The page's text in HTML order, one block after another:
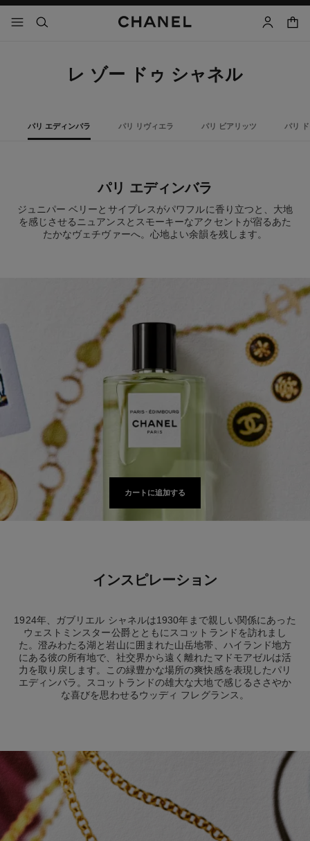
メニュー - メインナビゲーション
- メインナビゲーション
検索 マイアカ
カー
レ ゾー ドゥ シャネル
パリ エディンバラ パリ リヴィエラ パリ ビアリッツ パリ
パリ エディンバラ
ジュニパー ベリーとサイプレスがパワフルに香り立つと、大地
を感じさせるニュアンスとスモーキーなアクセントが宿るあた
たかなヴェチヴァーへ。心地よい余韻を残します。
カートに追加する
インスピレーション
1924年、ガブリエル シャネルは1930年まで親しい関係にあった
ウェストミンスター公爵とともにスコットランドを訪れまし
た。澄みわたる湖と岩山に囲まれた山岳地帯、ハイランド地方
にある彼の所有地で、社交界から遠く離れたマドモアゼルは活
力を取り戻します。この緑豊かな場所の爽快感を表現したパリ
エディンバラ。スコットランドの雄大な大地で感じるささやか
な喜びを思わせるウッディ フレグランス。